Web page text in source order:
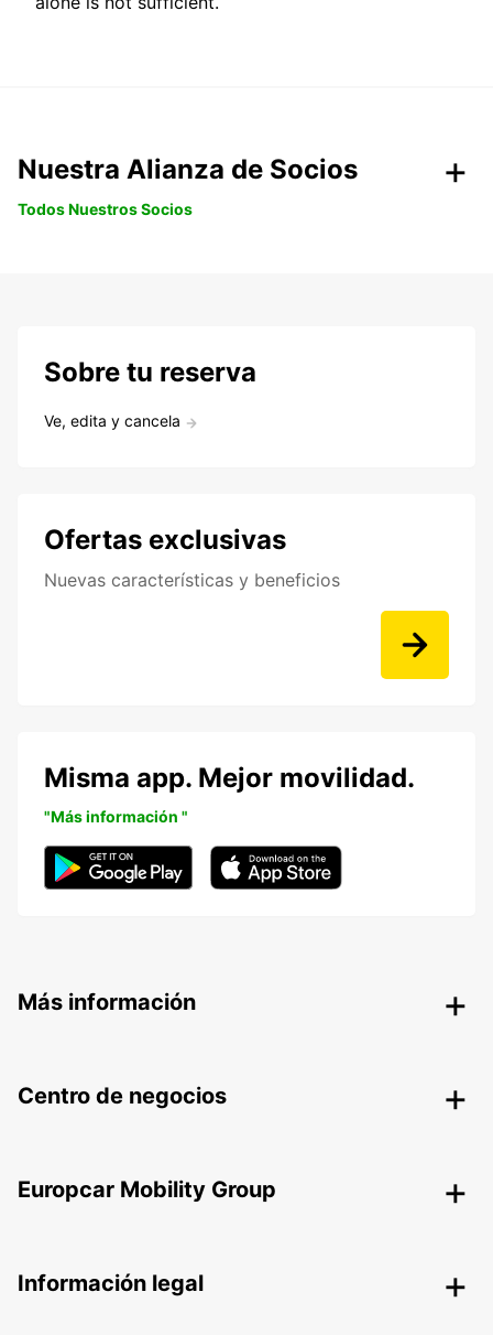
Nuestra Alianza de Socios
Todos Nuestros Socios
Sobre tu reserva
Ve, edita y cancela
Ofertas exclusivas
Nuevas características y beneficios
Misma app. Mejor movilidad.
"Más información "
Más información
Centro de negocios
Europcar Mobility Group
Información legal